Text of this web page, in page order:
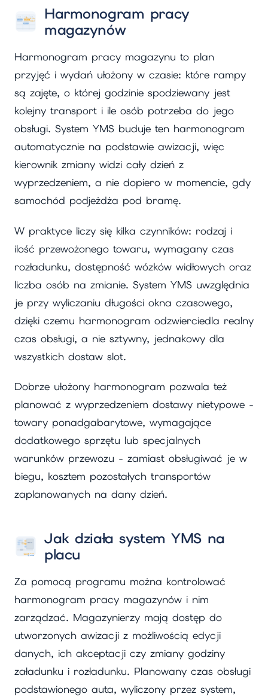
Harmonogram pracy
magazynów
Harmonogram pracy magazynu to plan
przyjęć i wydań ułożony w czasie: które rampy
są zajęte, o której godzinie spodziewany jest
kolejny transport i ile osób potrzeba do jego
obsługi. System YMS buduje ten harmonogram
automatycznie na podstawie awizacji, więc
kierownik zmiany widzi cały dzień z
wyprzedzeniem, a nie dopiero w momencie, gdy
samochód podjeżdża pod bramę.
W praktyce liczy się kilka czynników: rodzaj i
ilość przewożonego towaru, wymagany czas
rozładunku, dostępność wózków widłowych oraz
liczba osób na zmianie. System YMS uwzględnia
je przy wyliczaniu długości okna czasowego,
dzięki czemu harmonogram odzwierciedla realny
czas obsługi, a nie sztywny, jednakowy dla
wszystkich dostaw slot.
Dobrze ułożony harmonogram pozwala też
planować z wyprzedzeniem dostawy nietypowe -
towary ponadgabarytowe, wymagające
dodatkowego sprzętu lub specjalnych
warunków przewozu - zamiast obsługiwać je w
biegu, kosztem pozostałych transportów
zaplanowanych na dany dzień.
Jak działa system YMS na
placu
Za pomocą programu można kontrolować
harmonogram pracy magazynów i nim
zarządzać. Magazynierzy mają dostęp do
utworzonych awizacji z możliwością edycji
danych, ich akceptacji czy zmiany godziny
załadunku i rozładunku. Planowany czas obsługi
podstawionego auta, wyliczony przez system,